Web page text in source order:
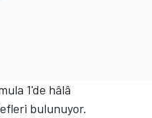
1'de hâlâ
bulunuyor.